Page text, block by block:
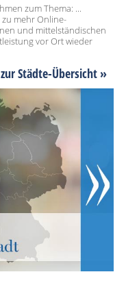
zum Thema: ...
mehr Online-
und mittelständischen
vor Ort wieder
Städte-Übersicht »